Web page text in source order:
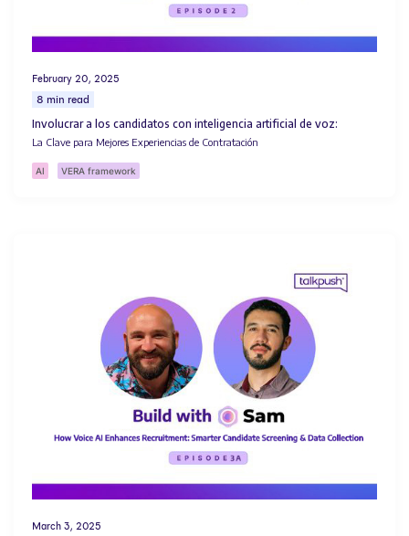
February 20, 2025
8 min read
Involucrar a los candidatos con inteligencia artificial de voz:
La Clave para Mejores Experiencias de Contratación
AI VERA framework
March 3, 2025